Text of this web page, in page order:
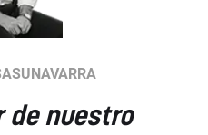
de nuestro